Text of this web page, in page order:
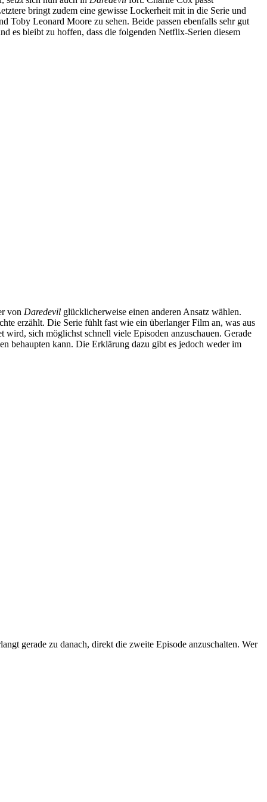
bringt zudem eine gewisse Lockerheit mit in die Serie und
Toby Leonard Moore zu sehen. Beide passen ebenfalls sehr gut
es bleibt zu hoffen, dass die folgenden Netflix-Serien diesem
von Daredevil glücklicherweise einen anderen Ansatz wählen.
erzählt. Die Serie fühlt fast wie ein überlanger Film an, was aus
sich möglichst schnell viele Episoden anzuschauen. Gerade
behaupten kann. Die Erklärung dazu gibt es jedoch weder im
gerade zu danach, direkt die zweite Episode anzuschalten. Wer